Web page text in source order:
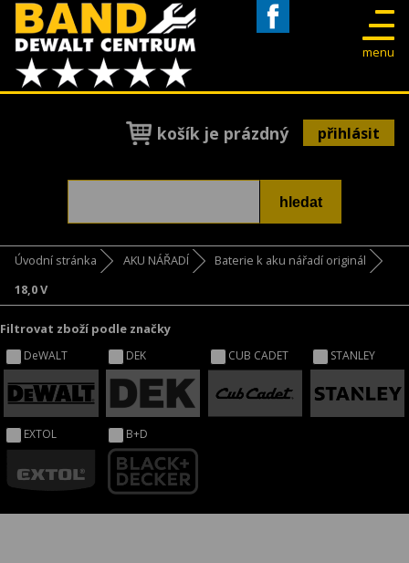
menu
košík je prázdný přihlásit
Úvodní stránka AKU NÁŘADÍ
Baterie k aku nářadí originál
18,0 V
Filtrovat zboží podle značky
DeWALT DEK CUB CADET STANLEY
EXTOL B+D